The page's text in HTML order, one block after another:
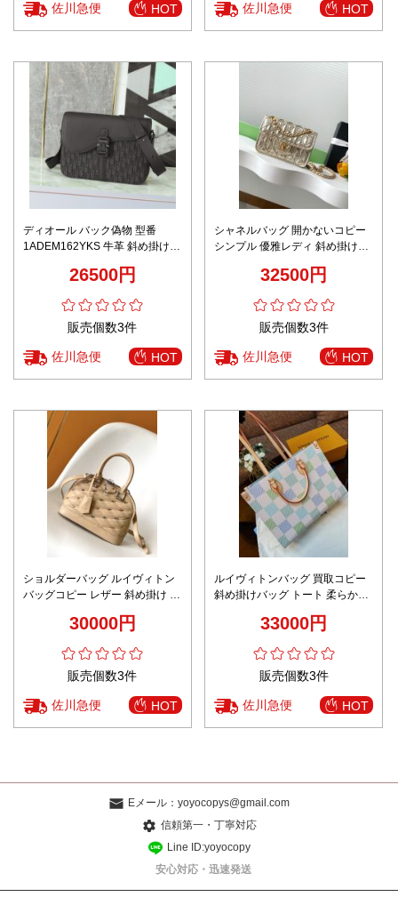
佐川急便 HOT 佐川急便 HOT
ディオール バック偽物 型番
1ADEM162YKS 牛革 斜め掛けバ
証 ブラック26500円
販売個数3件
佐川急便 HOT
シャネルバッグ 開かないコピー
シンプル 優雅レディ 斜め掛けバ
32500円
販売個数3件
佐川急便 HOT
ショルダーバッグ ルイヴィトン
バッグコピー レザー 斜め掛け シ
30000円
販売個数3件
佐川急便 HOT
ルイヴィトンバッグ 買取コピー
斜め掛けバッグ トート 柔らかい
33000円
販売個数3件
佐川急便 HOT
Eメール： yoyocopys@gmail.com
信頼第一・丁寧対応
Line ID:yoyocopy
安心対応・迅速発送